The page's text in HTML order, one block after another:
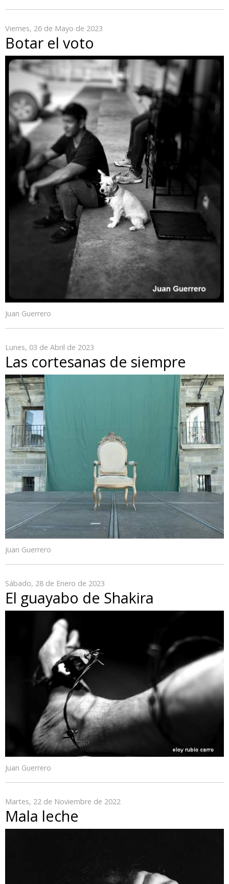
Viernes, 26 de Mayo de 2023
Botar el voto
Juan Guerrero
Lunes, 03 de Abril de 2023
Las cortesanas de siempre
Juan Guerrero
Sábado, 28 de Enero de 2023
El guayabo de Shakira
Juan Guerrero
Martes, 22 de Noviembre de 2022
Mala leche